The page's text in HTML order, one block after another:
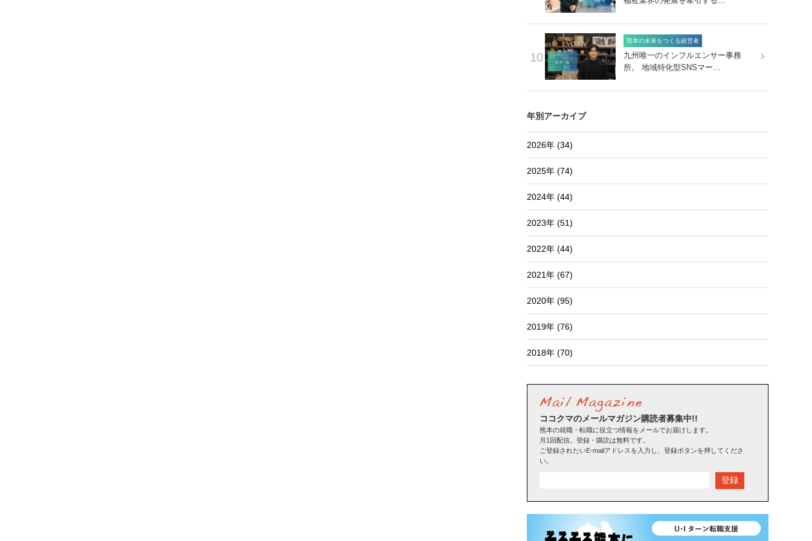
10
熊本の未来をつくる経営者
九州唯一のインフルエンサー事務
所。 地域特化型SNSマー…
年別アーカイブ
2026年 (34)
2025年 (74)
2024年 (44)
2023年 (51)
2022年 (44)
2021年 (67)
2020年 (95)
2019年 (76)
2018年 (70)
ココクマのメールマガジン購読者募集中!!
熊本の就職・転職に役立つ情報をメールでお届けします。
月1回配信。登録・購読は無料です。
ご登録されたいE-mailアドレスを入力し、登録ボタンを押してくださ
い。
登録